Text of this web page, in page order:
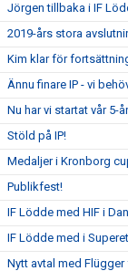
Jörgen tillbaka i IF
2019-års stora
Kim klar för
Ännu finare IP - vi
Nu har vi startat vår 5-
Stöld på IP!
Medaljer i Kronborg
Publikfest!
IF Lödde med HIF i
IF Lödde med i
Nytt avtal med